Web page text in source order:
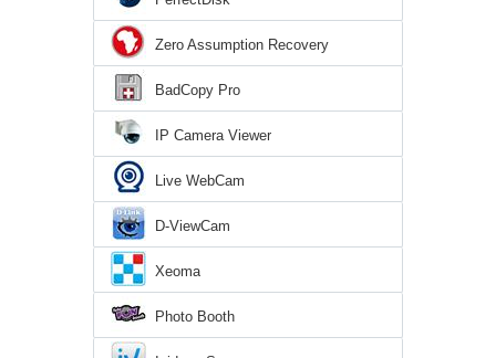
Zero Assumption Recovery
BadCopy Pro
IP Camera Viewer
Live WebCam
D-ViewCam
Xeoma
Photo Booth